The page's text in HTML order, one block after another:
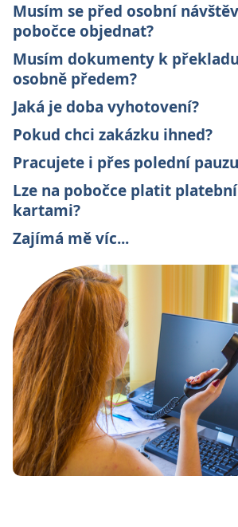
Musím se před osobní
pobočce objednat?
Musím dokumenty k
osobně předem?
Jaká je doba vyhotovení?
Pokud chci zakázku ihned?
Pracujete i přes polední
Lze na pobočce platit
kartami?
Zajímá mě víc...